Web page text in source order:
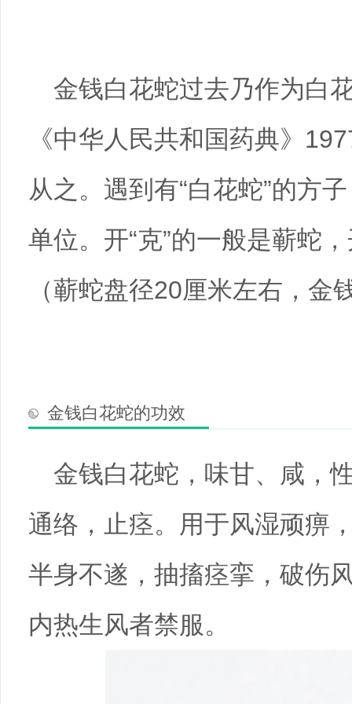
金钱白花蛇过去乃作为白
《中华人民共和国药典》
从之。遇到有“白花蛇”的方
单位。开“克”的一般是蕲蛇
（蕲蛇盘径20厘米左右，
金钱白花蛇的功效
金钱白花蛇，味甘、咸，
通络，止痉。用于风湿顽痹
半身不遂，抽搐痉挛，破伤
内热生风者禁服。